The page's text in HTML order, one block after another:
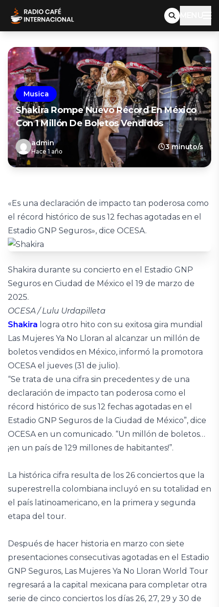
MENU
Musica
Shakira Rompe Nuevo Récord En México
Con 1 Millón De Boletos Vendidos
admin
Hace 1 año
3 minuto/s
«Es una declaración de impacto tan poderosa como
el récord histórico de sus 12 fechas agotadas en el
Estadio GNP Seguros», dice OCESA.
Shakira durante su concierto en el Estadio GNP
Seguros en Ciudad de México el 19 de marzo de
2025.
OCESA / Lulu Urdapilleta
Shakira logra otro hito con su exitosa gira mundial
Las Mujeres Ya No Lloran al alcanzar un millón de
boletos vendidos en México, informó la promotora
OCESA el jueves (31 de julio).
“Se trata de una cifra sin precedentes y de una
declaración de impacto tan poderosa como el
récord histórico de sus 12 fechas agotadas en el
Estadio GNP Seguros de la Ciudad de México”, dice
OCESA en un comunicado. “Un millón de boletos…
¡en un país de 129 millones de habitantes!”.
La histórica cifra resulta de los 26 conciertos que la
superestrella colombiana incluyó en su totalidad en
el país latinoamericano, en la primera y segunda
etapa del tour.
Después de hacer historia en marzo con siete
presentaciones consecutivas agotadas en el Estadio
GNP Seguros, Las Mujeres Ya No Lloran World Tour
regresará a la capital mexicana para completar otra
serie de cinco conciertos los días 26, 27, 29 y 30 de